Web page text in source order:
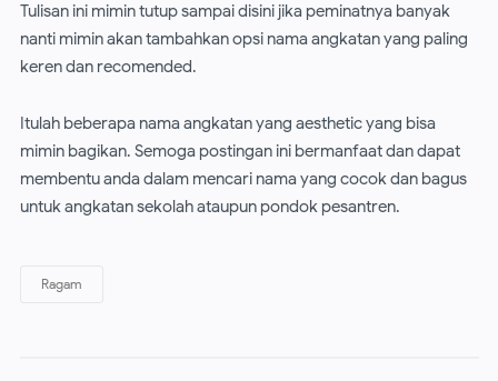
Tulisan ini mimin tutup sampai disini jika peminatnya banyak
nanti mimin akan tambahkan opsi nama angkatan yang paling
keren dan recomended.
Itulah beberapa nama angkatan yang aesthetic yang bisa
mimin bagikan. Semoga postingan ini bermanfaat dan dapat
membentu anda dalam mencari nama yang cocok dan bagus
untuk angkatan sekolah ataupun pondok pesantren.